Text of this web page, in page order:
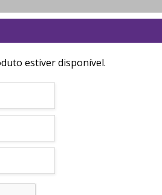
estiver disponível.